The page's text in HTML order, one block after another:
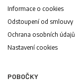
Informace o cookies
Odstoupení od smlouvy
Ochrana osobních údajů
Nastavení cookies
POBOČKY